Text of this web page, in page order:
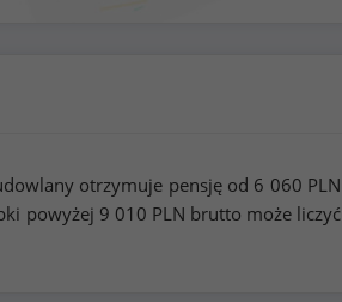
otrzymuje pensję od 6 060 PLN
powyżej 9 010 PLN brutto może liczyć